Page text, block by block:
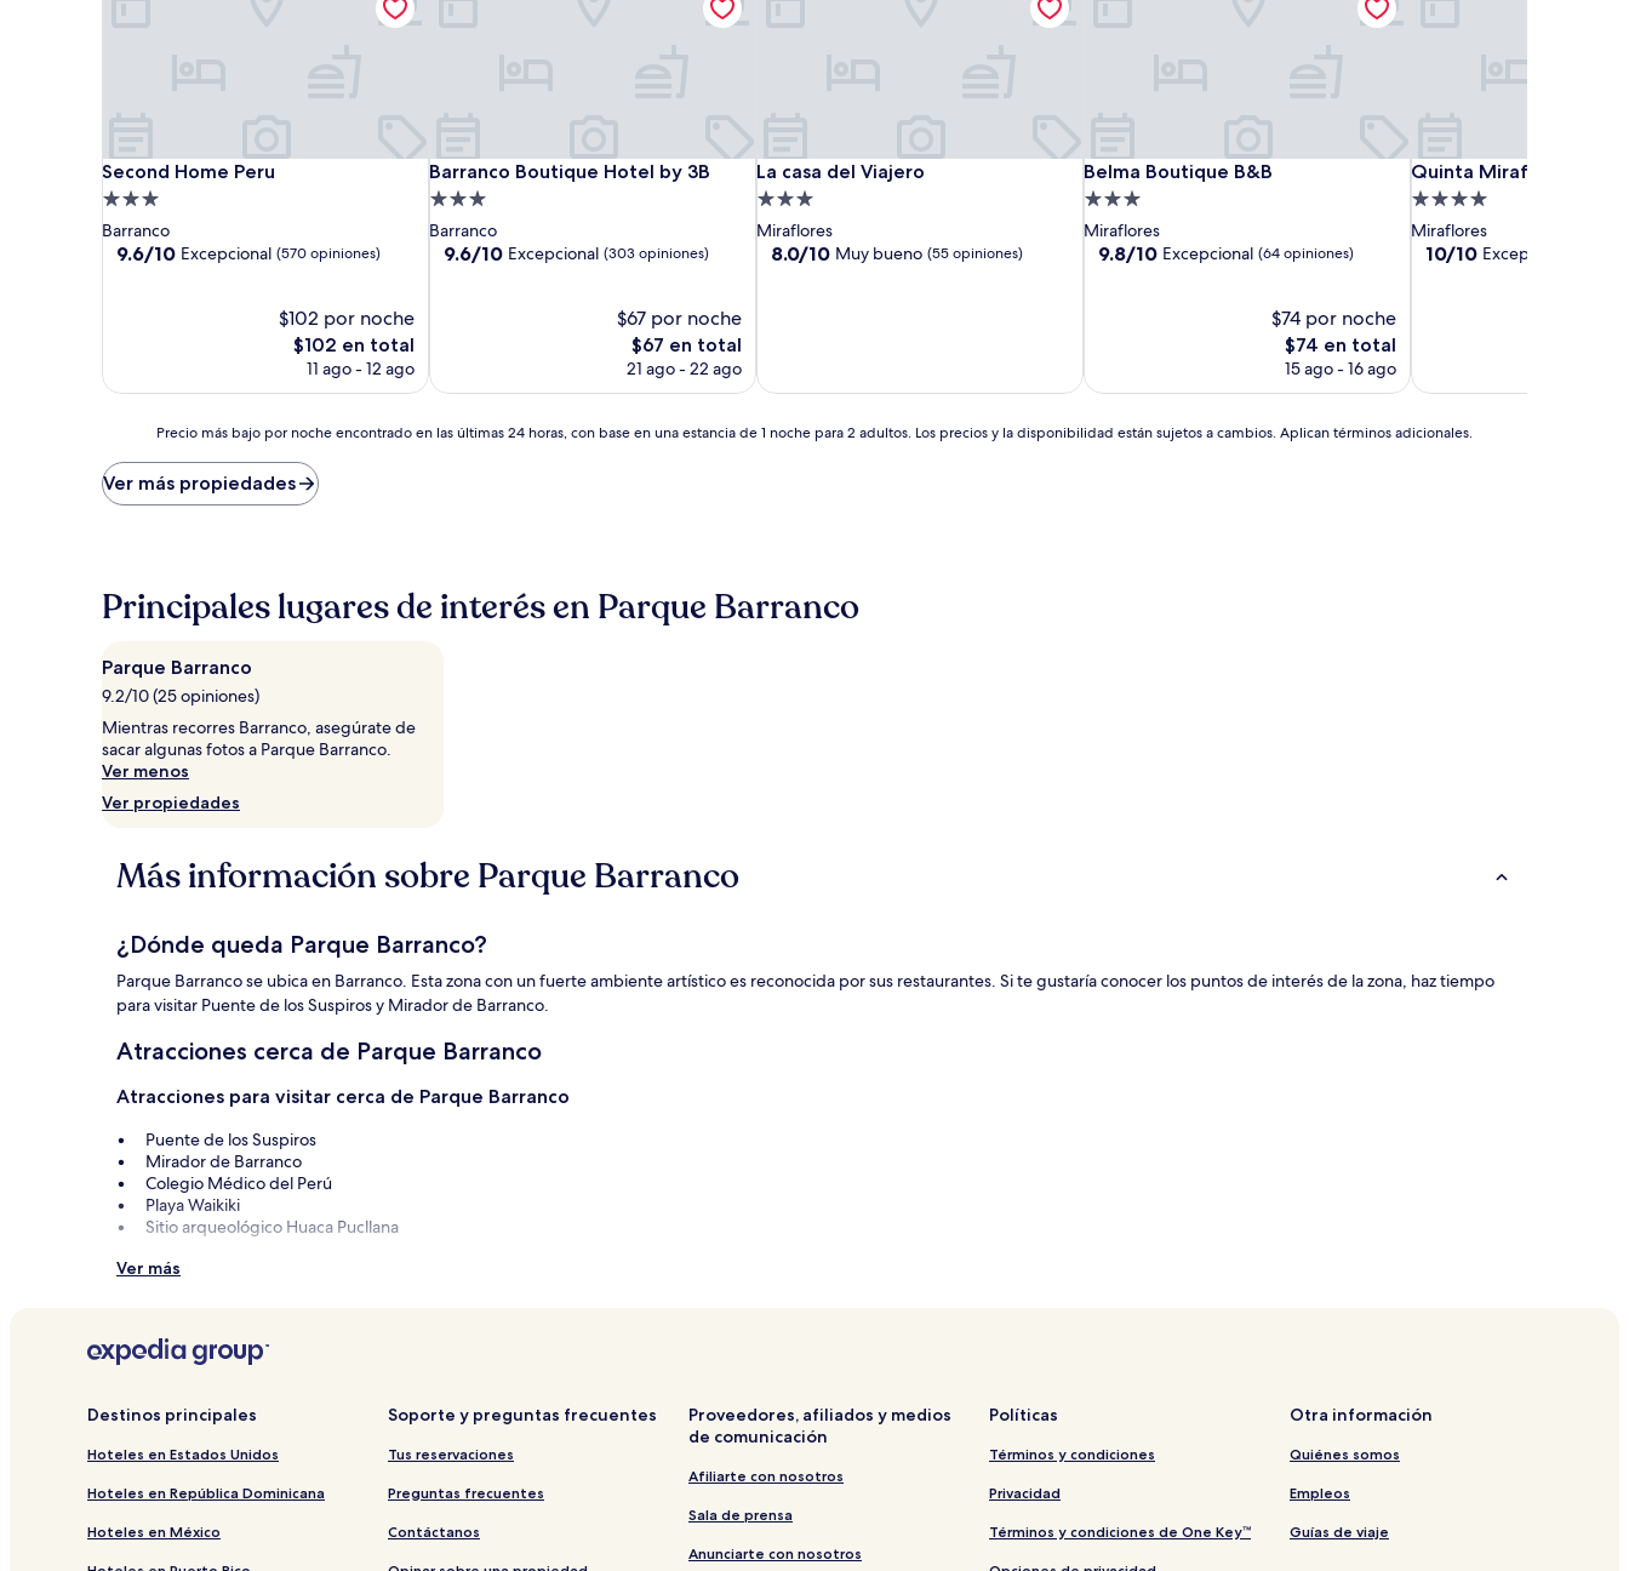
Second Home Peru
Second Home Peru
Propiedad
de
3.0
Barranco
9.6
9.6/10 Excepcional (570 opiniones)
$102 por noche
El
precio
de
$102 en total
11 ago - 12 ago
Barranco Boutique Hotel by 3B
Barranco Boutique Hotel by 3B
Propiedad
de
3.0
Barranco
9.6
9.6/10 Excepcional (303 opiniones)
$67 por noche
El
precio
de
$67 en total
21 ago - 22 ago
La casa del Viajero
La casa del Viajero
Propiedad
de
3.0
Miraflores
8.0
8.0/10 Muy bueno (55 opiniones)
Belma Boutique B&B
Belma Boutique B&B
Propiedad
de
3.0
Miraflores
9.8
9.8/10 Excepcional (64 opiniones)
$74 por noche
El
precio
de
$74 en total
15 ago - 16 ago
Quinta Miraflores
Quinta Miraflores
Propiedad
de
4.0
Miraflores
10.0
10/10 Excepcional
bajo
por
últimas
con
base
en
una
estancia
de
1
adultos.
precios
disponibilidad
están
sujetos
cambios.
Aplican
términos
adicionales.
Precio más bajo por noche encontrado en las últimas 24 horas, con base en una estancia de 1 noche para 2 adultos. Los precios y la disponibilidad están sujetos a cambios. Aplican términos adicionales.
Ver más propiedades
Principales lugares de interés en Parque Barranco
Parque Barranco
9.2/10 (25 opiniones)
Mientras recorres Barranco, asegúrate de
sacar algunas fotos a Parque Barranco.
Ver menos
Ver propiedades
Más información sobre Parque Barranco
¿Dónde queda Parque Barranco?
Parque Barranco se ubica en Barranco. Esta zona con un fuerte ambiente artístico es reconocida por sus restaurantes. Si te gustaría conocer los puntos de interés de la zona, haz tiempo
para visitar Puente de los Suspiros y Mirador de Barranco.
Atracciones cerca de Parque Barranco
Atracciones para visitar cerca de Parque Barranco
Puente de los Suspiros
Mirador de Barranco
Colegio Médico del Perú
Playa Waikiki
Sitio arqueológico Huaca Pucllana
Otros puntos de interés cerca de Parque Barranco
Plaza Lima Sur
Avenida Larco
Ver más
Destinos principales
Hoteles en Estados Unidos
Hoteles en República Dominicana
Hoteles en México
Soporte y preguntas frecuentes
Tus reservaciones
Preguntas frecuentes
Contáctanos
Proveedores, afiliados y medios
de comunicación
Afiliarte con nosotros
Sala de prensa
Anunciarte con nosotros
Políticas
Términos y condiciones
Privacidad
Términos y condiciones de One Key™
Otra información
Quiénes somos
Empleos
Guías de viaje